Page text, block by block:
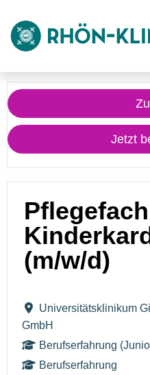
Stellenangebote
Bewerbungstipps
Jetzt
(m/w/d)
Universitätsklinikum
GmbH
Berufserfahrung
Berufserfahrung